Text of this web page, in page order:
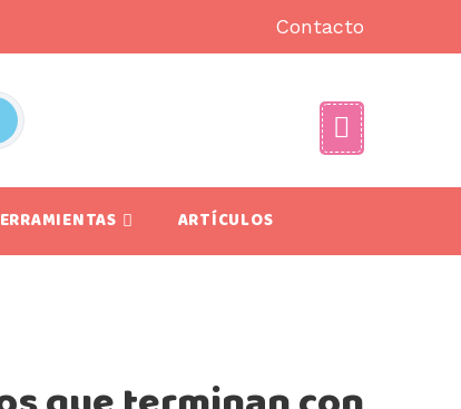
Contacto
ARTÍCULOS